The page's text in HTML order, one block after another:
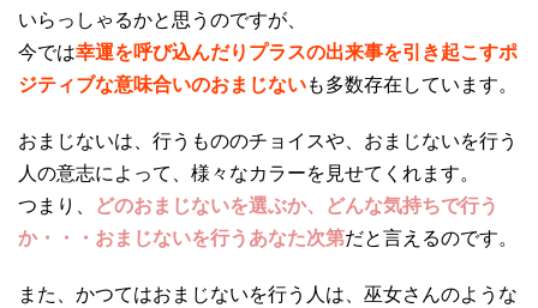
いらっしゃるかと思うのですが、
今では幸運を呼び込んだりプラスの出来事を引き起こすポ
ジティブな意味合いのおまじないも多数存在しています。
おまじないは、行うもののチョイスや、おまじないを行う
人の意志によって、様々なカラーを見せてくれます。
つまり、
どのおまじないを選ぶか、どんな気持ちで行う
か・・・おまじないを行うあなた次第だと言えるのです。
また、かつてはおまじないを行う人は、巫女さんのような